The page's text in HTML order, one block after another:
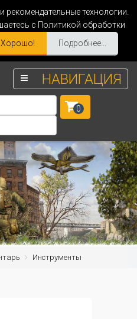
технологии.
с Политикой обработки
Хорошо! Подробнее...
НАВИГАЦИЯ
0
Инструменты